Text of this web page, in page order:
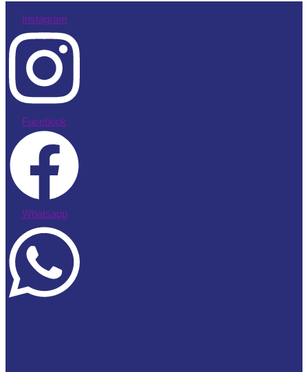
Instagram
Facebook
Whatsapp